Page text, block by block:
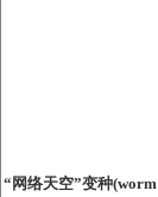
“网络天空”变种(worm